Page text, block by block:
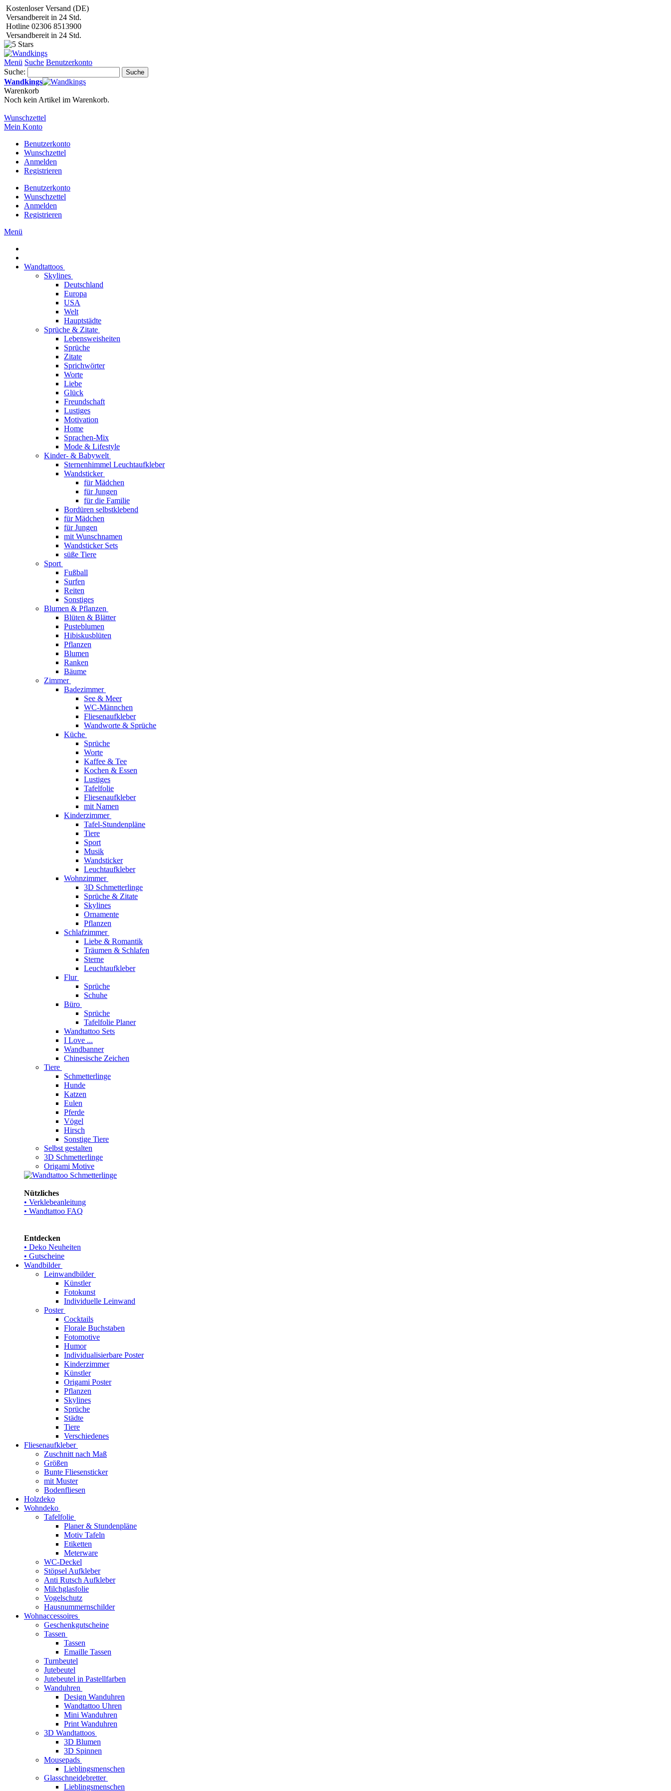
Kostenloser Versand (DE)
Versandbereit in 24 Std.
Hotline 02306 8513900
Versandbereit in 24 Std.
Menü Suche Benutzerkonto
Suche:
Suche
Wandkings
Warenkorb
Noch kein Artikel im Warenkorb.
Wunschzettel
Mein Konto
Benutzerkonto
Wunschzettel
Anmelden
Registrieren
Benutzerkonto
Wunschzettel
Anmelden
Registrieren
Menü
Wandtattoos
Skylines
Deutschland
Europa
USA
Welt
Hauptstädte
Sprüche & Zitate
Lebensweisheiten
Sprüche
Zitate
Sprichwörter
Worte
Liebe
Glück
Freundschaft
Lustiges
Motivation
Home
Sprachen-Mix
Mode & Lifestyle
Kinder- & Babywelt
Sternenhimmel Leuchtaufkleber
Wandsticker
für Mädchen
für Jungen
für die Familie
Bordüren selbstklebend
für Mädchen
für Jungen
mit Wunschnamen
Wandsticker Sets
süße Tiere
Sport
Fußball
Surfen
Reiten
Sonstiges
Blumen & Pflanzen
Blüten & Blätter
Pusteblumen
Hibiskusblüten
Pflanzen
Blumen
Ranken
Bäume
Zimmer
Badezimmer
See & Meer
WC-Männchen
Fliesenaufkleber
Wandworte & Sprüche
Küche
Sprüche
Worte
Kaffee & Tee
Kochen & Essen
Lustiges
Tafelfolie
Fliesenaufkleber
mit Namen
Kinderzimmer
Tafel-Stundenpläne
Tiere
Sport
Musik
Wandsticker
Leuchtaufkleber
Wohnzimmer
3D Schmetterlinge
Sprüche & Zitate
Skylines
Ornamente
Pflanzen
Schlafzimmer
Liebe & Romantik
Träumen & Schlafen
Sterne
Leuchtaufkleber
Flur
Sprüche
Schuhe
Büro
Sprüche
Tafelfolie Planer
Wandtattoo Sets
I Love ...
Wandbanner
Chinesische Zeichen
Tiere
Schmetterlinge
Hunde
Katzen
Eulen
Pferde
Vögel
Hirsch
Sonstige Tiere
Selbst gestalten
3D Schmetterlinge
Origami Motive
Nützliches
• Verklebeanleitung
• Wandtattoo FAQ
Entdecken
• Deko Neuheiten
• Gutscheine
Wandbilder
Leinwandbilder
Künstler
Fotokunst
Individuelle Leinwand
Poster
Cocktails
Florale Buchstaben
Fotomotive
Humor
Individualisierbare Poster
Kinderzimmer
Künstler
Origami Poster
Pflanzen
Skylines
Sprüche
Städte
Tiere
Verschiedenes
Fliesenaufkleber
Zuschnitt nach Maß
Größen
Bunte Fliesensticker
mit Muster
Bodenfliesen
Holzdeko
Wohndeko
Tafelfolie
Planer & Stundenpläne
Motiv Tafeln
Etiketten
Meterware
WC-Deckel
Stöpsel Aufkleber
Anti Rutsch Aufkleber
Milchglasfolie
Vogelschutz
Hausnummernschilder
Wohnaccessoires
Geschenkgutscheine
Tassen
Tassen
Emaille Tassen
Turnbeutel
Jutebeutel
Jutebeutel in Pastellfarben
Wanduhren
Design Wanduhren
Wandtattoo Uhren
Mini Wanduhren
Print Wanduhren
3D Wandtattoos
3D Blumen
3D Spinnen
Mousepads
Lieblingsmenschen
Glasschneidebretter
Lieblingsmenschen